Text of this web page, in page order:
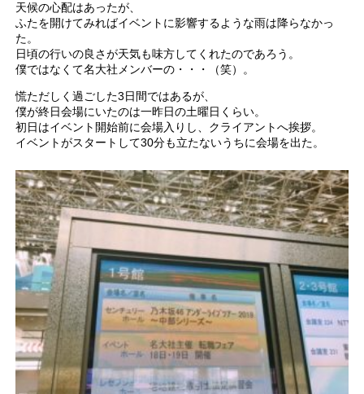
天候の心配はあったが、
ふたを開けてみればイベントに影響するような雨は降らなかっ
た。
日頃の行いの良さが天気も味方してくれたのであろう。
僕ではなくて名大社メンバーの・・・（笑）。
慌ただしく過ごした3日間ではあるが、
僕が終日会場にいたのは一昨日の土曜日くらい。
初日はイベント開始前に会場入りし、クライアントへ挨拶。
イベントがスタートして30分も立たないうちに会場を出た。